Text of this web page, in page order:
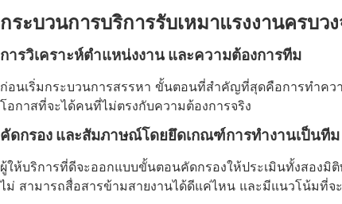
กระบวนการบริการรับเหมาแรงงานครบว
การวิเคราะห์ตำแหน่งงาน และความต้องการทีม
ก่อนเริ่มกระบวนการสรรหา ขั้นตอนที่สำคัญที่สุดคือการทำคว
โอกาสที่จะได้คนที่ไม่ตรงกับความต้องการจริง
คัดกรอง และสัมภาษณ์โดยยึดเกณฑ์การทํางานเป็นทีม
ผู้ให้บริการที่ดีจะออกแบบขั้นตอนคัดกรองให้ประเมินทั้งสอง
ไม่ สามารถสื่อสารข้ามสายงานได้ดีแค่ไหน และมีแนวโน้มที่